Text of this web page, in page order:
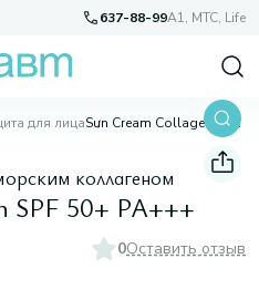
637-88-99A1, МТС, Life
для лица Sun Cream Collagen SPF 50+ PA+++
коллагеном
SPF 50+ PA+++
0Оставить отзыв